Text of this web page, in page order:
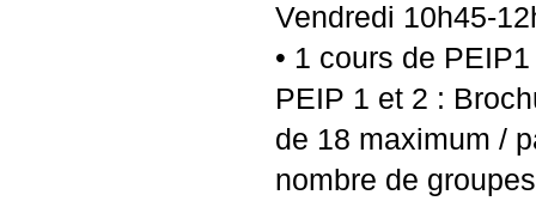
Vendredi 10h45-
• 1 cours de PEIP1
PEIP 1 et 2 :
de 18 maximum /
nombre de